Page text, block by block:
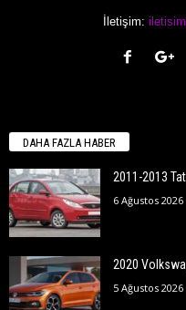
İletişim:
DAHA FAZLA HABER
2011-2013
6 Ağustos 2026
2020
5 Ağustos 2026